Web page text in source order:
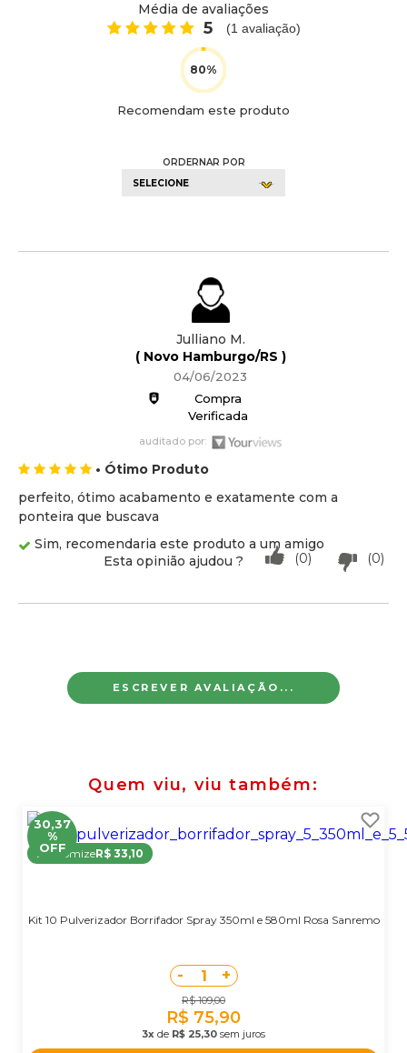
Média de avaliações
5 (1 avaliação)
Recomendam este produto
ORDERNAR POR
SELECIONE
Julliano M.
( Novo Hamburgo/RS )
04/06/2023
Compra
Verificada
auditado por:
• Ótimo Produto
perfeito, ótimo acabamento e exatamente com a
ponteira que buscava
Sim, recomendaria este produto a um amigo
(0)
(0)
Esta opinião ajudou ?
ESCREVER AVALIAÇÃO...
Quem viu, viu também
30,37
%
OFF
EconomizeR$ 33,10
Kit 10 Pulverizador Borrifador Spray 350ml e 580ml Rosa Sanremo
- 1 +
R$ 109,00
R$ 75,90
3x de R$ 25,30 sem juros